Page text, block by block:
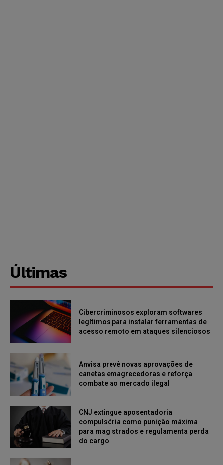
Últimas
Cibercriminosos exploram softwares
legítimos para instalar ferramentas de
acesso remoto em ataques silenciosos
Anvisa prevê novas aprovações de
canetas emagrecedoras e reforça
combate ao mercado ilegal
CNJ extingue aposentadoria
compulsória como punição máxima
para magistrados e regulamenta perda
do cargo